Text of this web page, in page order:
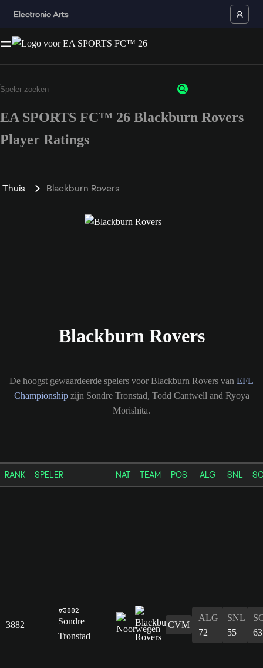
EA SPORTS FC™ 26 Blackburn Rovers
Player Ratings
Thuis Blackburn Rovers
Blackburn Rovers
De hoogst gewaardeerde spelers voor Blackburn Rovers van EFL
Championshipzijn Sondre Tronstad, Todd Cantwell and Ryoya
Morishita.
RANK SPELER NAT TEAM POS ALG SNL
3882
#3882
Sondre
Tronstad
CVM
ALG
72
SNL
55
63